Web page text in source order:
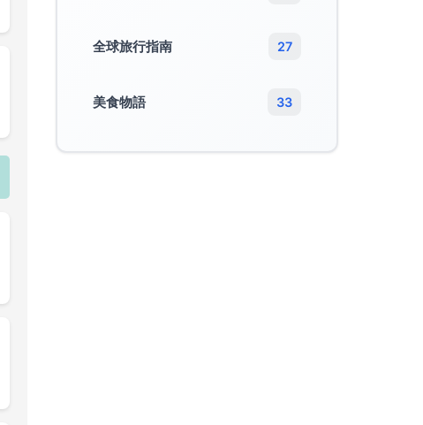
全球旅行指南 27
美食物語 33